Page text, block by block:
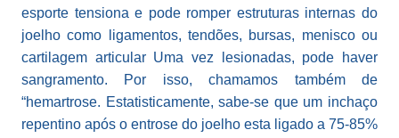
esporte tensiona e pode romper estruturas internas do
joelho como ligamentos, tendões, bursas, menisco ou
cartilagem articular Uma vez lesionadas, pode haver
sangramento. Por isso, chamamos também de
“hemartrose. Estatisticamente, sabe-se que um inchaço
repentino após o entrose do joelho esta ligado a 75-85%